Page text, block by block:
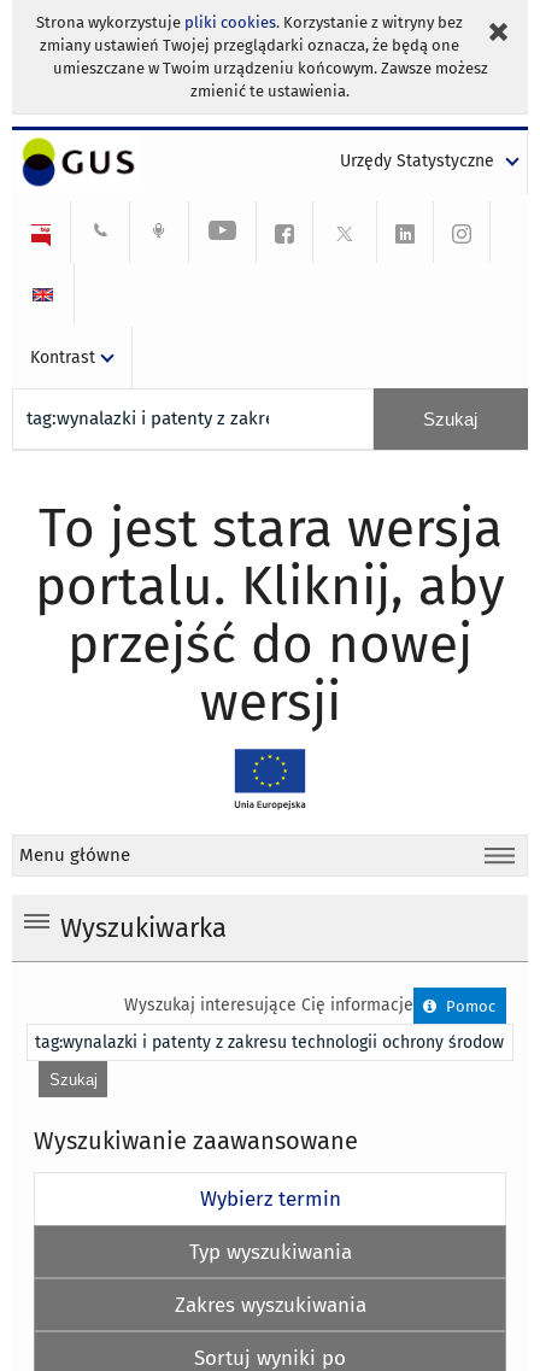
Strona wykorzystuje pliki cookies. Korzystanie z witryny bez
zmiany ustawień Twojej przeglądarki oznacza, że będą one
umieszczane w Twoim urządzeniu końcowym. Zawsze możesz
zmienić te ustawienia.
Urzędy Statystyczne
Kontrast
To jest stara wersja
portalu. Kliknij, aby
przejść do nowej
wersji
Menu główne
Wyszukiwarka
Pomoc
Wyszukaj interesujące Cię informacje
Wyszukiwanie zaawansowane
Wybierz termin
Typ wyszukiwania
Zakres wyszukiwania
Sortuj wyniki po